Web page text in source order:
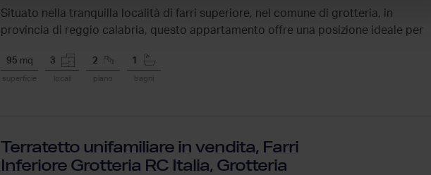
Situato nella tranquilla località di farri superiore, nel comune di grotteria, in
provincia di reggio calabria, questo appartamento offre una posizione ideale per
95 mq
superficie
3
locali
2
piano
1
bagni
Terratetto unifamiliare in vendita, Farri
Inferiore Grotteria RC Italia, Grotteria